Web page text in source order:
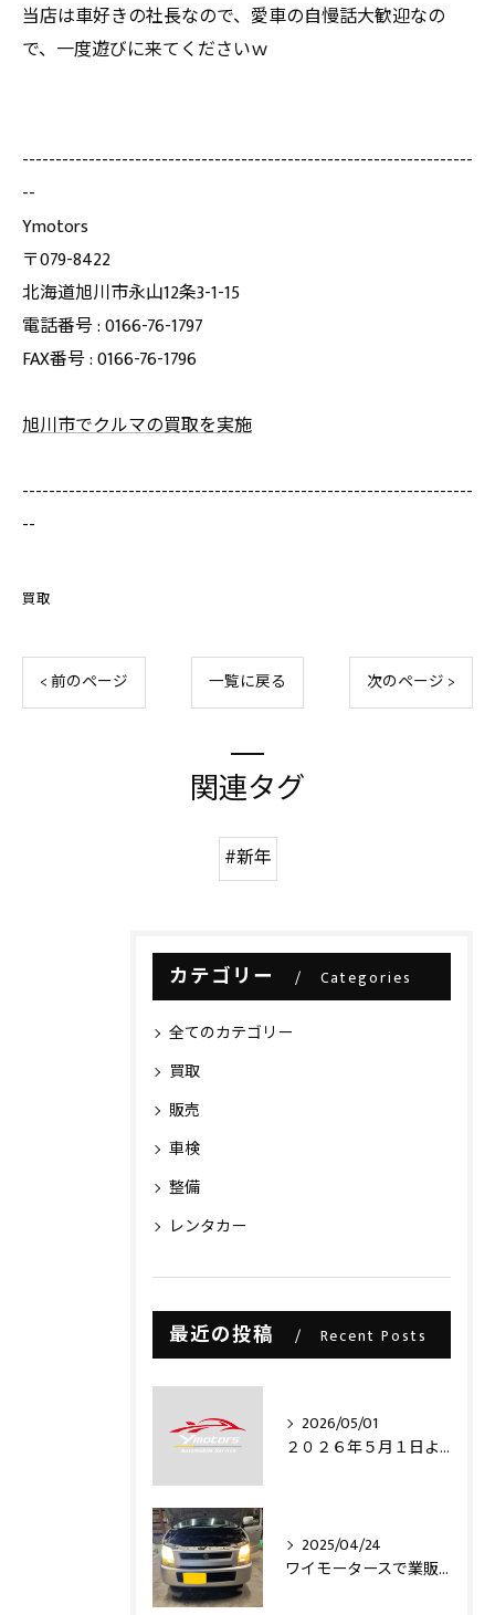
当店は車好きの社長なので、愛車の自慢話大歓迎なの
で、一度遊びに来てくださいｗ
--------------------------------------------------------------------
--
Ymotors
〒079-8422
北海道旭川市永山12条3-1-15
電話番号 : 0166-76-1797
FAX番号 : 0166-76-1796
旭川市でクルマの買取を実施
--------------------------------------------------------------------
--
買取
< 前のページ 一覧に戻る 次のページ >
関連タグ
#新年
カテゴリー Categories
全てのカテゴリー
買取
販売
車検
整備
レンタカー
最近の投稿 Recent Posts
2026/05/01
２０２６年５月１日より・・・
2025/04/24
ワイモータースで業販仕入れ出来ますライトコレクション信玄のLEDヘッドライトバルブを取り付け致しました‼️